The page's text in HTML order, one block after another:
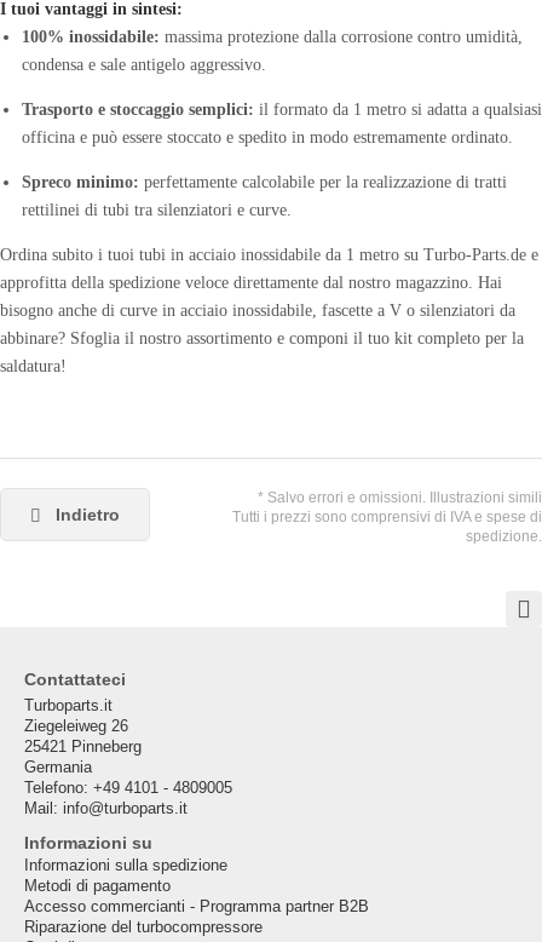
I tuoi vantaggi in sintesi:
100% inossidabile: massima protezione dalla corrosione contro umidità,
condensa e sale antigelo aggressivo.
Trasporto e stoccaggio semplici: il formato da 1 metro si adatta a qualsiasi
officina e può essere stoccato e spedito in modo estremamente ordinato.
Spreco minimo: perfettamente calcolabile per la realizzazione di tratti
rettilinei di tubi tra silenziatori e curve.
Ordina subito i tuoi tubi in acciaio inossidabile da 1 metro su Turbo-Parts.de e
approfitta della spedizione veloce direttamente dal nostro magazzino. Hai
bisogno anche di curve in acciaio inossidabile, fascette a V o silenziatori da
abbinare? Sfoglia il nostro assortimento e componi il tuo kit completo per la
saldatura!
Indietro
* Salvo errori e omissioni. Illustrazioni simili
Tutti i prezzi sono comprensivi di IVA e spese di
spedizione.
Contattateci
Turboparts.it
Ziegeleiweg 26
25421 Pinneberg
Germania
Telefono: +49 4101 - 4809005
Mail: info@turboparts.it
Informazioni su
Informazioni sulla spedizione
Metodi di pagamento
Accesso commercianti - Programma partner B2B
Riparazione del turbocompressore